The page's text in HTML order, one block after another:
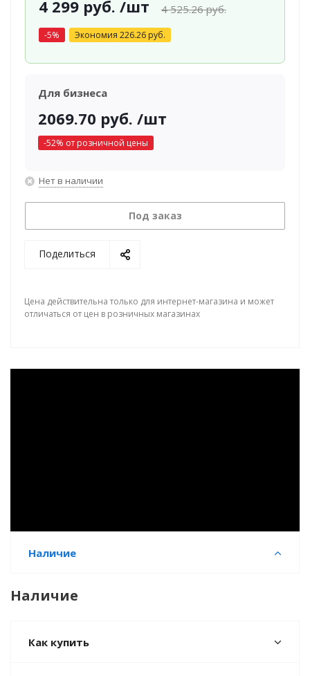
4 299руб. /шт 4 525.26руб.
-5% Экономия 226.26руб.
Для бизнеса
2069.70 руб. /шт
-52% от розничной цены
Нет в наличии
Под заказ
Поделиться
Цена действительна только для интернет-магазина и может
отличаться от цен в розничных магазинах
Наличие
Наличие
Как купить